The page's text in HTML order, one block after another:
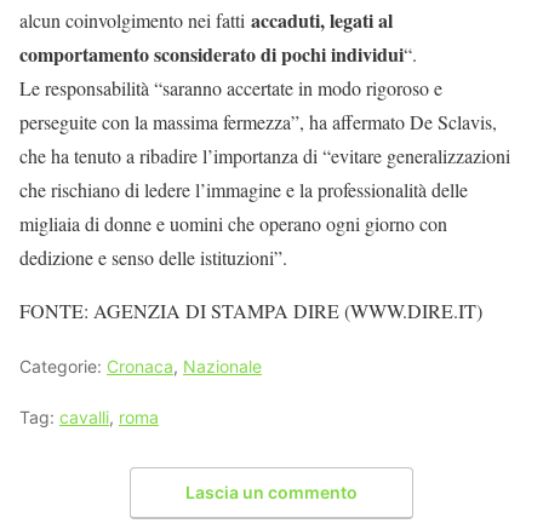
alcun coinvolgimento nei fatti accaduti, legati al
comportamento sconsiderato di pochi individui“.
Le responsabilità “saranno accertate in modo rigoroso e
perseguite con la massima fermezza”, ha affermato De Sclavis,
che ha tenuto a ribadire l’importanza di “evitare generalizzazioni
che rischiano di ledere l’immagine e la professionalità delle
migliaia di donne e uomini che operano ogni giorno con
dedizione e senso delle istituzioni”.
FONTE: AGENZIA DI STAMPA DIRE (WWW.DIRE.IT)
Categorie: Cronaca, Nazionale
Tag: cavalli, roma
Lascia un commento